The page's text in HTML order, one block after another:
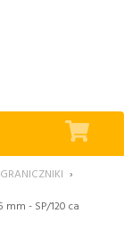
›
mm - SP/120 ca